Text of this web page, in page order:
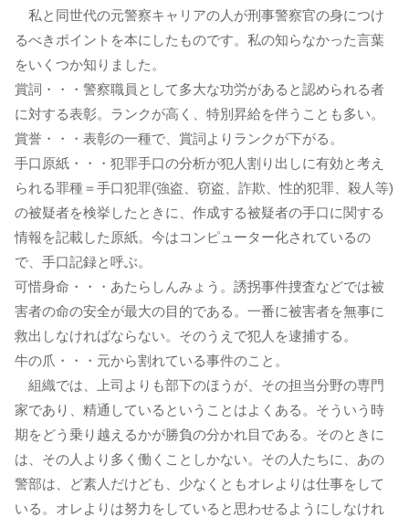
私と同世代の元警察キャリアの人が刑事警察官の身につけ
るべきポイントを本にしたものです。私の知らなかった言葉
をいくつか知りました。
賞詞・・・警察職員として多大な功労があると認められる者
に対する表彰。ランクが高く、特別昇給を伴うことも多い。
賞誉・・・表彰の一種で、賞詞よりランクが下がる。
手口原紙・・・犯罪手口の分析が犯人割り出しに有効と考え
られる罪種＝手口犯罪(強盗、窃盗、詐欺、性的犯罪、殺人等)
の被疑者を検挙したときに、作成する被疑者の手口に関する
情報を記載した原紙。今はコンピューター化されているの
で、手口記録と呼ぶ。
可惜身命・・・あたらしんみょう。誘拐事件捜査などでは被
害者の命の安全が最大の目的である。一番に被害者を無事に
救出しなければならない。そのうえで犯人を逮捕する。
牛の爪・・・元から割れている事件のこと。
組織では、上司よりも部下のほうが、その担当分野の専門
家であり、精通しているということはよくある。そういう時
期をどう乗り越えるかが勝負の分かれ目である。そのときに
は、その人より多く働くことしかない。その人たちに、あの
警部は、ど素人だけども、少なくともオレよりは仕事をして
いる。オレよりは努力をしていると思わせるようにしなけれ